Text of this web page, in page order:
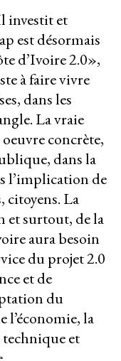
investit et
est désormais
d’Ivoire 2.0»,
à faire vivre
dans les
La vraie
concrète,
dans la
l’implication de
citoyens. La
et surtout, de la
aura besoin
du projet 2.0
et de
du
l’économie, la
et